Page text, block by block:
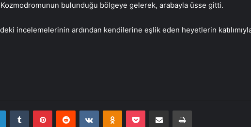
bulunduğu bölgeye gelerek, arabayla üsse gitti.
incelemelerinin ardından kendilerine eşlik eden heyetlerin
LinkedInTumblr PinterestReddit VKontakteOdnoklassniki
Pocket E-Posta ile paylaş Yazdır